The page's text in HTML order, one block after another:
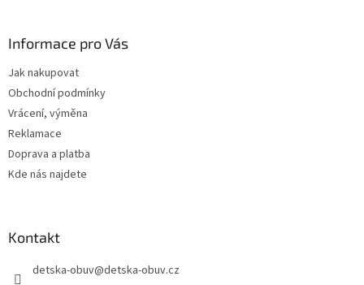
Informace pro Vás
Jak nakupovat
Obchodní podmínky
Vrácení, výměna
Reklamace
Doprava a platba
Kde nás najdete
Kontakt
detska-obuv@detska-obuv.cz